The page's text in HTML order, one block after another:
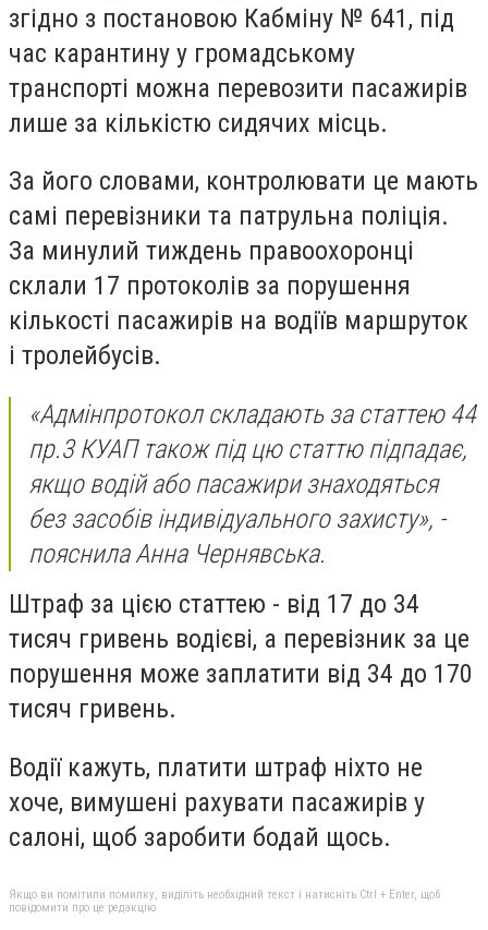
згідно з постановою Кабміну № 641, під
час карантину у громадському
транспорті можна перевозити пасажирів
лише за кількістю сидячих місць.
За його словами, контролювати це мають
самі перевізники та патрульна поліція.
За минулий тиждень правоохоронці
склали 17 протоколів за порушення
кількості пасажирів на водіїв маршруток
і тролейбусів.
«Адмінпротокол складають за статтею 44
пр.3 КУАП також під цю статтю підпадає,
якщо водій або пасажири знаходяться
без засобів індивідуального захисту», -
пояснила Анна Чернявська.
Штраф за цією статтею - від 17 до 34
тисяч гривень водієві, а перевізник за це
порушення може заплатити від 34 до 170
тисяч гривень.
Водії кажуть, платити штраф ніхто не
хоче, вимушені рахувати пасажирів у
салоні, щоб заробити бодай щось.
Якщо ви помітили помилку, виділіть необхідний текст і натисніть Ctrl + Enter, щоб
повідомити про це редакцію